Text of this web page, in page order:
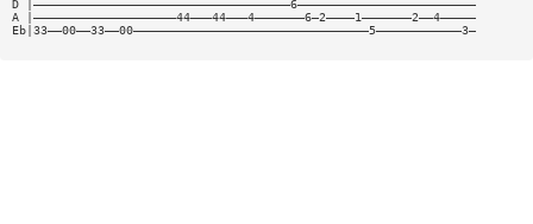
D |————————————————————————————————————6—————————————————————————
A |————————————————————44———44———4———————6—2————1———————2——4—————
Eb|33——00——33——00—————————————————————————————————5————————————3—